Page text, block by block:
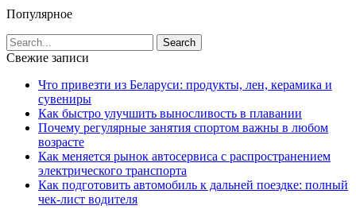
Популярное
Свежие записи
Что привезти из Беларуси: продукты, лен, керамика и
сувениры
Как быстро улучшить выносливость в плавании
Почему регулярные занятия спортом важны в любом
возрасте
Как меняется рынок автосервиса с распространением
электрического транспорта
Как подготовить автомобиль к дальней поездке: полный
чек-лист водителя